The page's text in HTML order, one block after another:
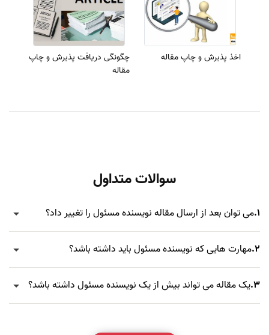
اخذ پذیرش و چاپ مقاله
چگونگی دریافت پذیرش و چاپ
مقاله
سوالات متداول
1.می توان بعد از ارسال مقاله نویسنده مسئول را تغییر داد؟
2.مهارت هایی که نویسنده مسئول باید داشته باشد؟
3.یک مقاله می تواند بیش از یک نویسنده مسئول داشته باشد؟